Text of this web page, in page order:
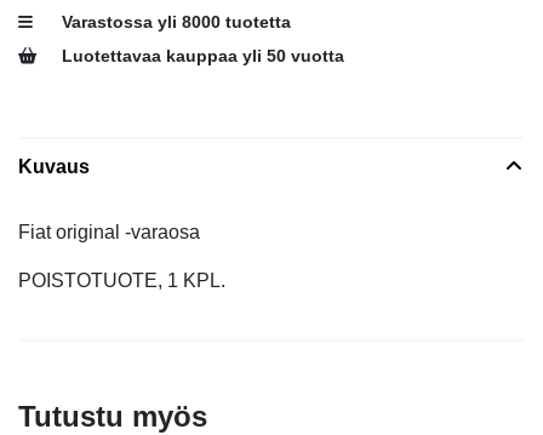
Varastossa yli 8000 tuotetta
Luotettavaa kauppaa yli 50 vuotta
Kuvaus
Fiat original -varaosa
POISTOTUOTE, 1 KPL.
Tutustu myös